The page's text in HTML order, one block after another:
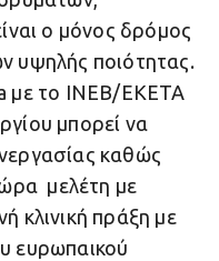
ο μόνος δρόμος
υψηλής ποιότητας.
με το ΙΝΕΒ/ΕΚΕΤΑ
μπορεί να
καθώς
μελέτη με
κλινική πράξη με
ευρωπαικού